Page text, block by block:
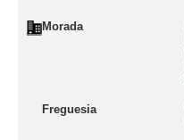
Morada
Freguesia